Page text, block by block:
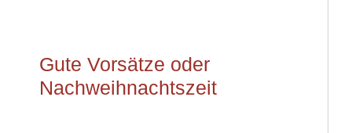
Gute Vorsätze oder
Nachweihnachtszeit